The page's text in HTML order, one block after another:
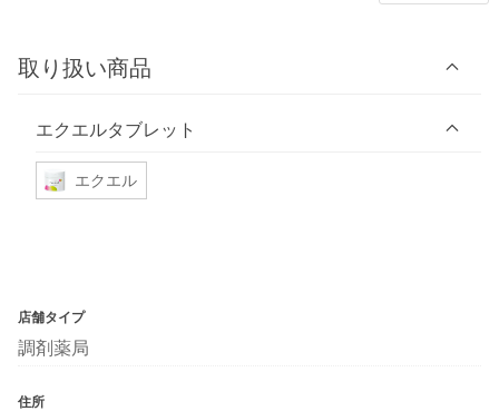
取り扱い商品
エクエルタブレット
エクエル
店舗タイプ
調剤薬局
住所